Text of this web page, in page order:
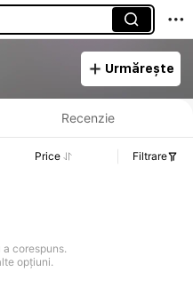
Urmărește
detalii privind vânzările și stocul.
Recenzie
Price Filtrare
corespuns.
opțiuni.